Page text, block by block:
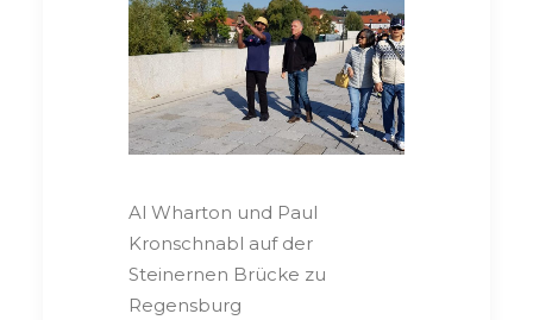
Al Wharton und Paul
Kronschnabl auf der
Steinernen Brücke zu
Regensburg